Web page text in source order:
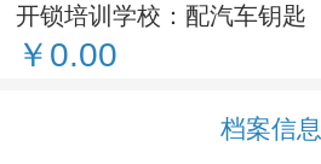
开锁培训学校：配汽车钥匙
￥0.00
档案信息